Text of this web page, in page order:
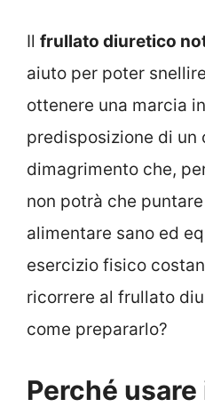
Il frullato diuretico
aiuto per poter
ottenere una marcia
predisposizione di
dimagrimento che,
non potrà che
alimentare sano ed
esercizio fisico
ricorrere al frullato
come prepararlo?
Perché